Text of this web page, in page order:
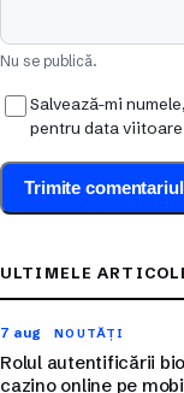
Nu se publică.
Salvează-mi
pentru data
ULTIMELE
7 aug NOUTĂȚI
Rolul autentificării
cazino online pe